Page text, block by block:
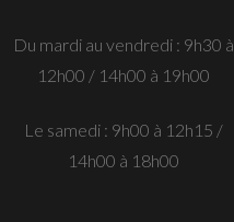
Du mardi au vendredi : 9h30 à
12h00 / 14h00 à 19h00
Le samedi : 9h00 à 12h15 /
14h00 à 18h00